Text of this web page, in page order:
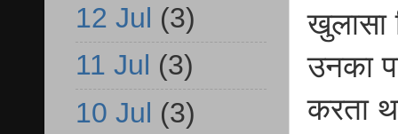
खुलासा
उनका
करता
12 Jul (3)
11 Jul (3)
10 Jul (3)